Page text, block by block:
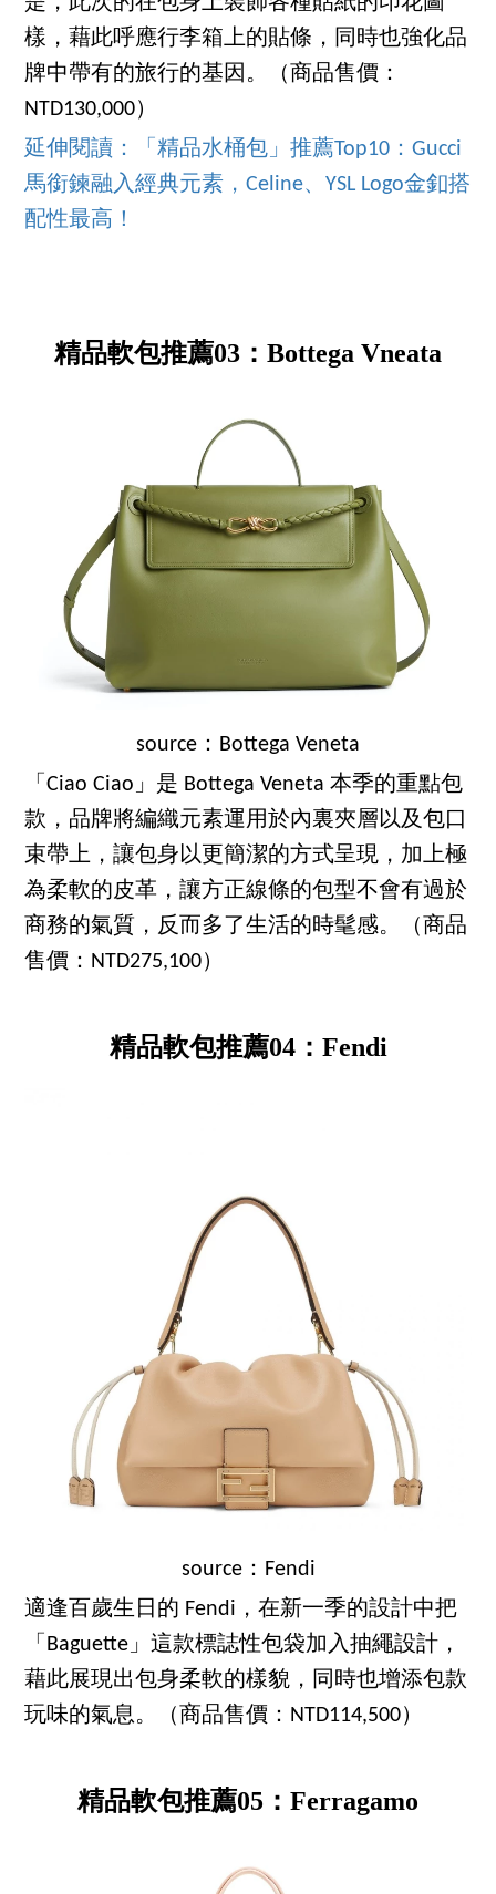
樣，藉此呼應行李箱上的貼條，同時也強化品
牌中帶有的旅行的基因。（商品售價：
NTD130,000）
延伸閱讀：「精品水桶包」推薦Top10：Gucci
馬銜鍊融入經典元素，Celine、YSL Logo金釦搭
配性最高！
精品軟包推薦03：Bottega Vneata
source：Bottega Veneta
「Ciao Ciao」是 Bottega Veneta 本季的重點包
款，品牌將編織元素運用於內裏夾層以及包口
束帶上，讓包身以更簡潔的方式呈現，加上極
為柔軟的皮革，讓方正線條的包型不會有過於
商務的氣質，反而多了生活的時髦感。（商品
售價：NTD275,100）
精品軟包推薦04：Fendi
source：Fendi
適逢百歲生日的 Fendi，在新一季的設計中把
「Baguette」這款標誌性包袋加入抽繩設計，
藉此展現出包身柔軟的樣貌，同時也增添包款
玩味的氣息。（商品售價：NTD114,500）
精品軟包推薦05：Ferragamo